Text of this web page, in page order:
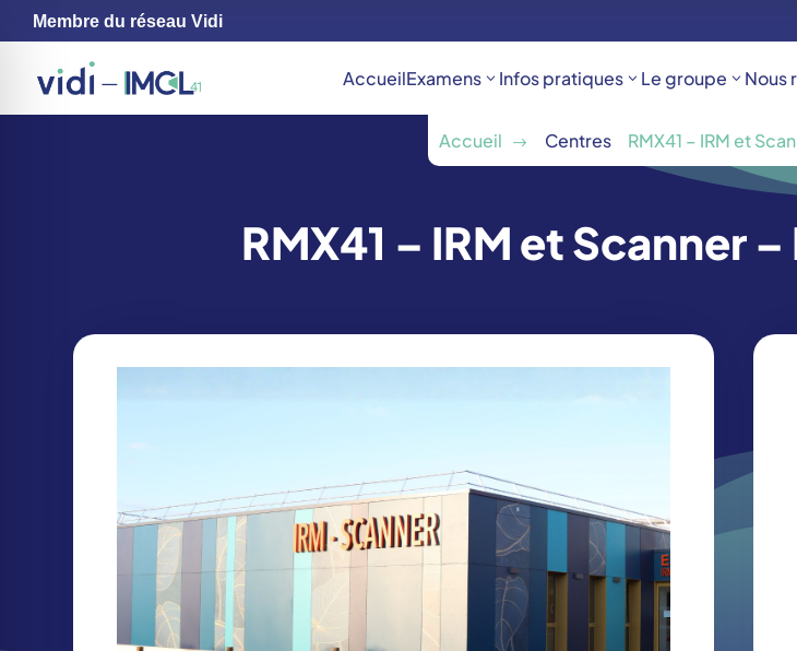
Membre du réseau Vidi
AccueilExamens Infos pratiques Le groupe Nous
Accueil $ Centres RMX41 – IRM et
RMX41 – IRM et Scanner